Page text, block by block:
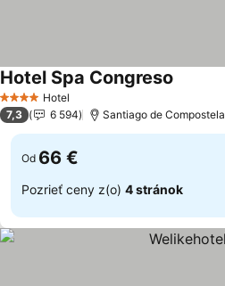
4 Počet hviezdičiek
Hotel
Hotel Spa Congreso
7,3 6 594 Santiago de Compostela
Od 66 €
Pozrieť ceny z(o) 4 stránok